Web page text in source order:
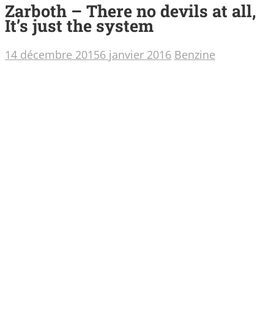
Zarboth – There no devils at all,
It’s just the system
14 décembre 20156 janvier 2016 Benzine